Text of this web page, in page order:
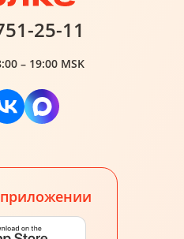
25-11
– 19:00 MSK